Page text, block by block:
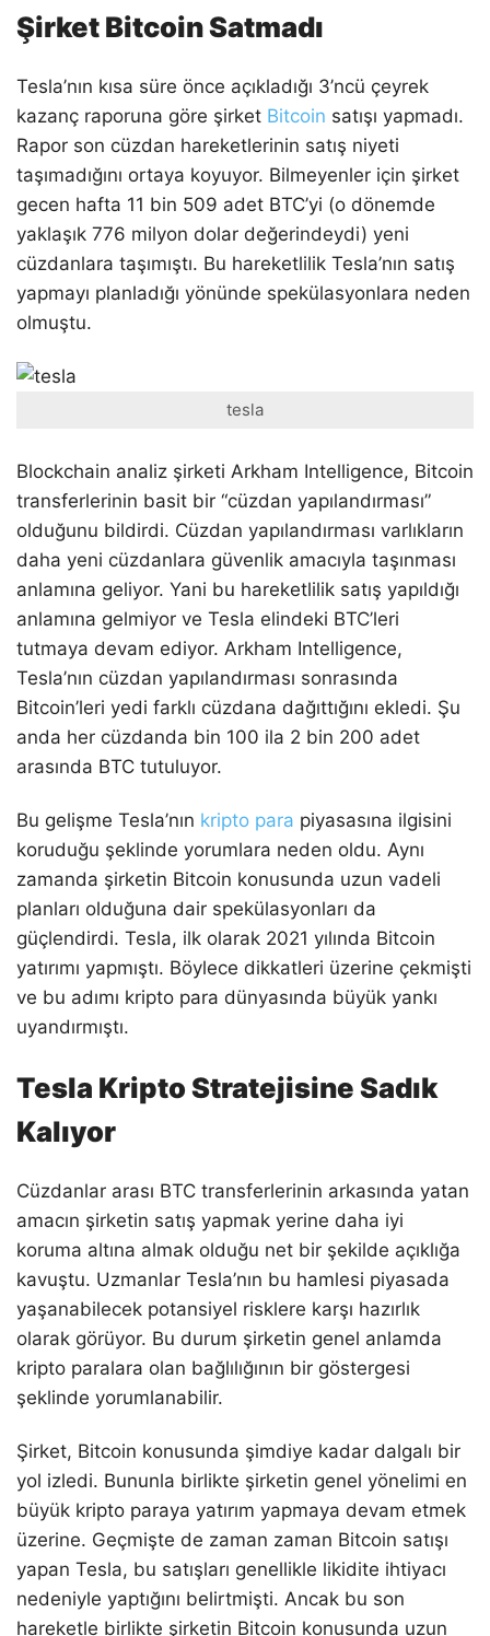
Şirket Bitcoin Satmadı
Tesla’nın kısa süre önce açıkladığı 3’ncü çeyrek
kazanç raporuna göre şirket Bitcoin satışı yapmadı.
Rapor son cüzdan hareketlerinin satış niyeti
taşımadığını ortaya koyuyor. Bilmeyenler için şirket
gecen hafta 11 bin 509 adet BTC’yi (o dönemde
yaklaşık 776 milyon dolar değerindeydi) yeni
cüzdanlara taşımıştı. Bu hareketlilik Tesla’nın satış
yapmayı planladığı yönünde spekülasyonlara neden
olmuştu.
tesla
Blockchain analiz şirketi Arkham Intelligence, Bitcoin
transferlerinin basit bir “cüzdan yapılandırması”
olduğunu bildirdi. Cüzdan yapılandırması varlıkların
daha yeni cüzdanlara güvenlik amacıyla taşınması
anlamına geliyor. Yani bu hareketlilik satış yapıldığı
anlamına gelmiyor ve Tesla elindeki BTC’leri
tutmaya devam ediyor. Arkham Intelligence,
Tesla’nın cüzdan yapılandırması sonrasında
Bitcoin’leri yedi farklı cüzdana dağıttığını ekledi. Şu
anda her cüzdanda bin 100 ila 2 bin 200 adet
arasında BTC tutuluyor.
Bu gelişme Tesla’nın kripto para piyasasına ilgisini
koruduğu şeklinde yorumlara neden oldu. Aynı
zamanda şirketin Bitcoin konusunda uzun vadeli
planları olduğuna dair spekülasyonları da
güçlendirdi. Tesla, ilk olarak 2021 yılında Bitcoin
yatırımı yapmıştı. Böylece dikkatleri üzerine çekmişti
ve bu adımı kripto para dünyasında büyük yankı
uyandırmıştı.
Tesla Kripto Stratejisine Sadık
Kalıyor
Cüzdanlar arası BTC transferlerinin arkasında yatan
amacın şirketin satış yapmak yerine daha iyi
koruma altına almak olduğu net bir şekilde açıklığa
kavuştu. Uzmanlar Tesla’nın bu hamlesi piyasada
yaşanabilecek potansiyel risklere karşı hazırlık
olarak görüyor. Bu durum şirketin genel anlamda
kripto paralara olan bağlılığının bir göstergesi
şeklinde yorumlanabilir.
Şirket, Bitcoin konusunda şimdiye kadar dalgalı bir
yol izledi. Bununla birlikte şirketin genel yönelimi en
büyük kripto paraya yatırım yapmaya devam etmek
üzerine. Geçmişte de zaman zaman Bitcoin satışı
yapan Tesla, bu satışları genellikle likidite ihtiyacı
nedeniyle yaptığını belirtmişti. Ancak bu son
hareketle birlikte şirketin Bitcoin konusunda uzun